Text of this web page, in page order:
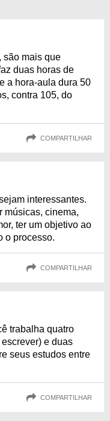
são mais que
duas horas de
a hora-aula dura 50
contra 105, do
COMPARTILHAR
interessantes.
músicas, cinema,
ter um objetivo ao
o processo.
COMPARTILHAR
trabalha quatro
e duas
seus estudos entre
COMPARTILHAR